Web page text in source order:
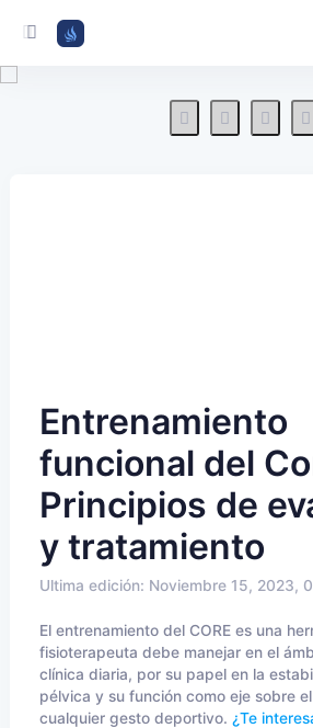
Entrenamiento
funcional del
Principios de
y tratamiento
Ultima edición: Noviembre 15, 2023,
El entrenamiento del CORE es una
fisioterapeuta debe manejar en el
clínica diaria, por su papel en la
pélvica y su función como eje sobre
cualquier gesto deportivo. ¿Te